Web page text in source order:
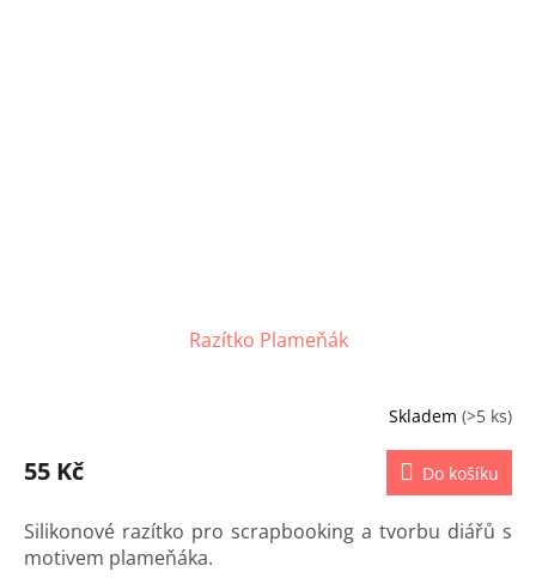
Razítko Plameňák
Skladem (>5 ks)
55 Kč Do košíku
Silikonové razítko pro scrapbooking a tvorbu diářů s
motivem plameňáka.